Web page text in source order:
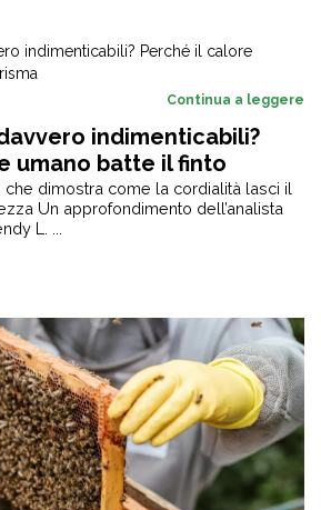
Continua a leggere
indimenticabili?
umano batte il finto
dimostra come la cordialità lasci il
Un approfondimento dell’analista
L. ...